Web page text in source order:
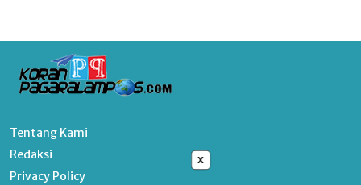
x
Tentang Kami
Redaksi
Privacy Policy